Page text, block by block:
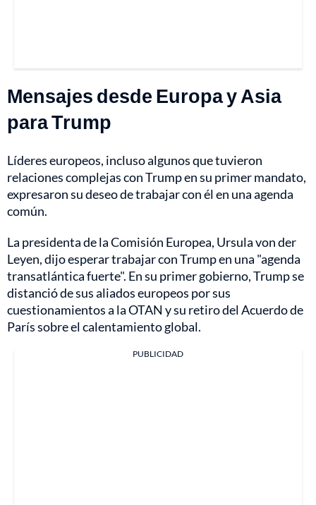
Mensajes desde Europa y Asia
para Trump
Líderes europeos, incluso algunos que tuvieron
relaciones complejas con Trump en su primer mandato,
expresaron su deseo de trabajar con él en una agenda
común.
La presidenta de la Comisión Europea, Ursula von der
Leyen, dijo esperar trabajar con Trump en una "agenda
transatlántica fuerte". En su primer gobierno, Trump se
distanció de sus aliados europeos por sus
cuestionamientos a la OTAN y su retiro del Acuerdo de
París sobre el calentamiento global.
PUBLICIDAD